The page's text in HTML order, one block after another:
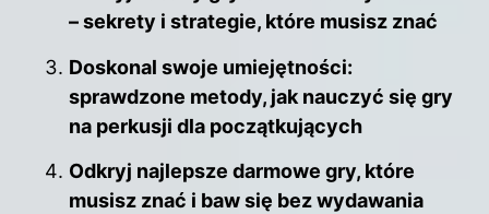
– sekrety i strategie, które musisz znać
Doskonal swoje umiejętności:
sprawdzone metody, jak nauczyć się gry
na perkusji dla początkujących
Odkryj najlepsze darmowe gry, które
musisz znać i baw się bez wydawania